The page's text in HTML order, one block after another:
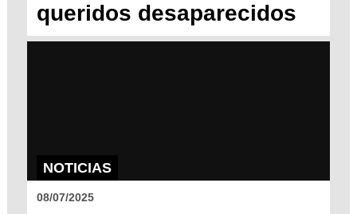
queridos desaparecidos
NOTICIAS
08/07/2025